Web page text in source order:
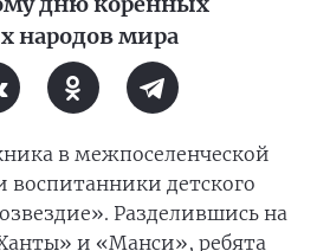
народов мира
в межпоселенческой
воспитанники детского
Разделившись на
и «Манси», ребята